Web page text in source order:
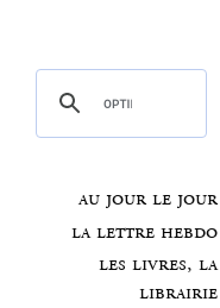
au jour le jour
la lettre hebdo
les livres, la
librairie